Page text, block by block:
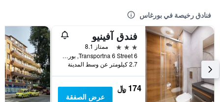
فنادق رخيصة في بورغاس
فندق آفينيو
3 نجوم
ممتاز 8.1
6 Transportna 6 Street, بورغاس, بلغاريا
2.7 كيلومتر عن وسط المدينة
174 ﷼
عرض الصفقة